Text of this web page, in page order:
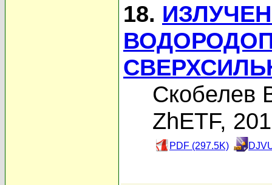
18.
Скобелев
ZhETF,
PDF (297.5K)